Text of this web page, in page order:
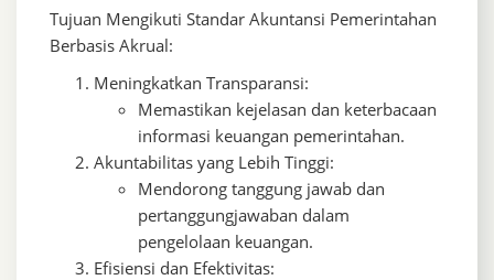
Tujuan Mengikuti Standar Akuntansi Pemerintahan
Berbasis Akrual:
Meningkatkan Transparansi:
Memastikan kejelasan dan keterbacaan
informasi keuangan pemerintahan.
Akuntabilitas yang Lebih Tinggi:
Mendorong tanggung jawab dan
pertanggungjawaban dalam
pengelolaan keuangan.
Efisiensi dan Efektivitas: